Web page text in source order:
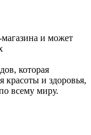
магазина и может
которая
красоты и здоровья,
всему миру.